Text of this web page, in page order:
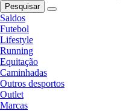
Pesquisar
Saldos
Futebol
Lifestyle
Running
Equitação
Caminhadas
Outros desportos
Outlet
Marcas